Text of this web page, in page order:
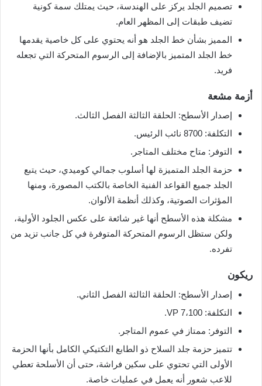
تصميم الجلد يركز على الهندسة، حيث يمتلك سمة كونية
تضيف طبقات إلى المظهر العام.
المميز بشأن خط الجلد هو أنه يحتوي على كل خاصية يقدمها
خط الجلد المتميز بالإضافة إلى الرسوم المتحركة التي تجعله
فريد.
أزمة مشعة
إصدار الأسطح: الحلقة الثالثة الفصل الثالث.
التكلفة: 8700 نائب الرئيس.
التوفر: متاح مختلف المتاجر.
حزمة الجلد المتميزة لها أسلوب جمالي كوميدي، حيث يتبع
الجلد جميع القواعد الفنية الخاصة بالكتب المصورة، ومنها
المؤثرات الصوتية، وكذلك أنظمة الألوان.
مشكلة هذه الأسطح أنها غير شائعة على عكس الجلود الأولية،
ولكن ستظل الرسوم المتحركة المتوفرة في كل جانب تزيد من
تفرده.
ريكون
إصدار الأسطح: الحلقة الثالثة الفصل الثاني.
التكلفة: 7،100 VP.
التوفر: ممتاز في عموم المتاجر.
تتميز حزمة جلد السلاح ذو الطابع التكتيكي الكامل بأنها الحزمة
الأولى التي تحتوي على سكين فراشة، حتى أن الأسلحة تعطي
للاعب شعور أنه يعمل في عمليات خاصة.